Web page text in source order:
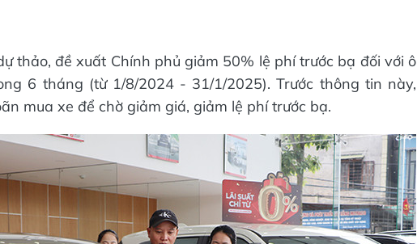
thảo, đề xuất Chính phủ giảm 50% lệ phí trước bạ đối với ô
6 tháng (từ 1/8/2024 - 31/1/2025). Trước thông tin này,
mua xe để chờ giảm giá, giảm lệ phí trước bạ.